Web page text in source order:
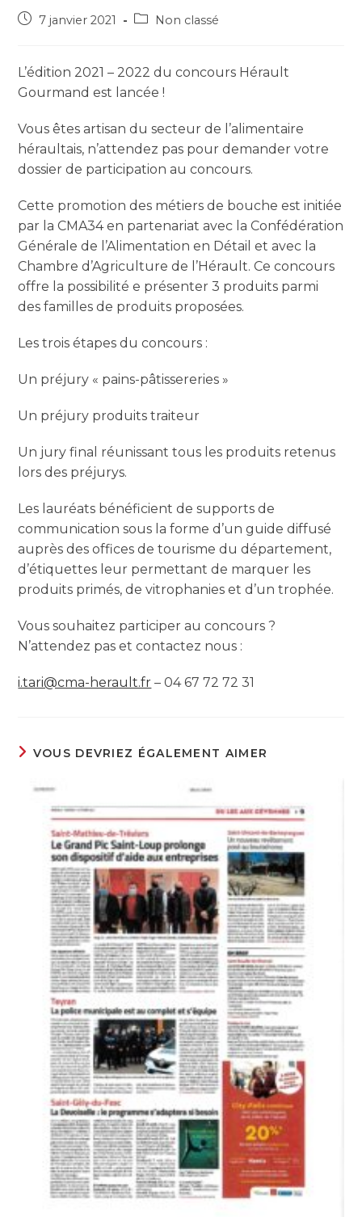
7 janvier 2021 Non classé
L’édition 2021 – 2022 du concours Hérault
Gourmand est lancée !
Vous êtes artisan du secteur de l’alimentaire
héraultais, n’attendez pas pour demander votre
dossier de participation au concours.
Cette promotion des métiers de bouche est initiée
par la CMA34 en partenariat avec la Confédération
Générale de l’Alimentation en Détail et avec la
Chambre d’Agriculture de l’Hérault. Ce concours
offre la possibilité e présenter 3 produits parmi
des familles de produits proposées.
Les trois étapes du concours :
Un préjury « pains-pâtissereries »
Un préjury produits traiteur
Un jury final réunissant tous les produits retenus
lors des préjurys.
Les lauréats bénéficient de supports de
communication sous la forme d’un guide diffusé
auprès des offices de tourisme du département,
d’étiquettes leur permettant de marquer les
produits primés, de vitrophanies et d’un trophée.
Vous souhaitez participer au concours ?
N’attendez pas et contactez nous :
i.tari@cma-herault.fr – 04 67 72 72 31
VOUS DEVRIEZ ÉGALEMENT AIMER